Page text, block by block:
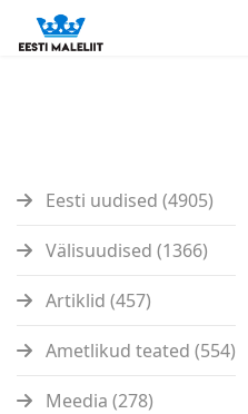
Eesti uudised (4905)
Välisuudised (1366)
Artiklid (457)
Ametlikud teated (554)
Meedia (278)